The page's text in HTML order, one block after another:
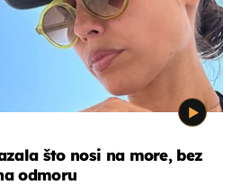
što nosi na more, bez
odmoru